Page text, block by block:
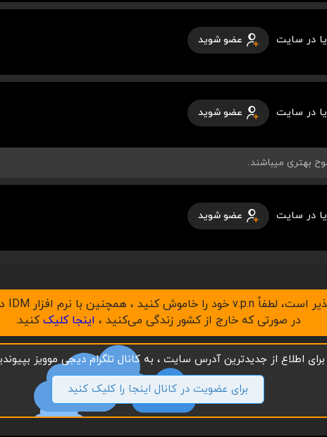
یا در سایت عضو شوید
یا در سایت عضو شوید
یا در سایت عضو شوید
در صورتی که خارج از کشور زندگی می‌کنید ، اینجا کلیککنید.
برای اطلاع از جدیدترین آدرس سایت ، به کانال تلگرام دیجی موویز
برای عضویت در کانال اینجا را کلیک کنید